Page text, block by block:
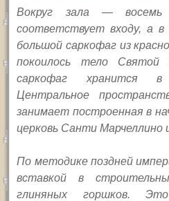
Вокруг зала —
соответствует входу, а
большой саркофаг из
покоилось тело
саркофаг хранится
Центральное
занимает построенная в
церковь Санти Марчеллино
По методике поздней
вставкой в
глиняных горшков.